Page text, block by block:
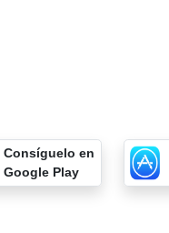
Consíguelo en
Google Play